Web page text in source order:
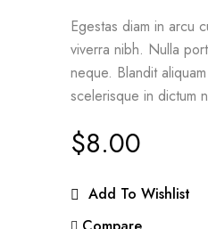
Egestas diam in arcu
viverra nibh. Nulla
neque. Blandit
scelerisque in dictum
$8.00
Add To Wishlist